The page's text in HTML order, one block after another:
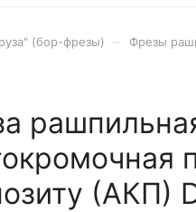
(бор-фрезы) Фрезы
(АКП)